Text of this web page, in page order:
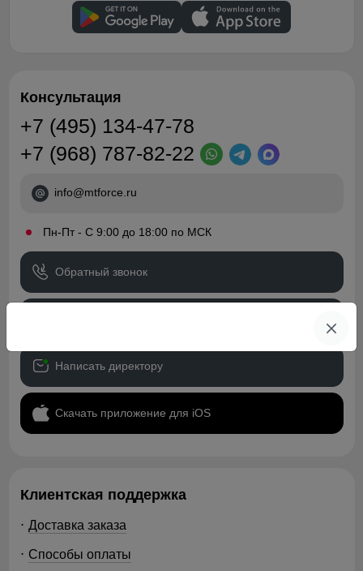
Консультация
+7 (495) 134-47-78
+7 (968) 787-82-22
info@mtforce.ru
• Пн-Пт - С 9:00 до 18:00 по МСК
Обратный звонок
Написать директору
Скачать приложение для iOS
Клиентская поддержка
Доставка заказа
Способы оплаты